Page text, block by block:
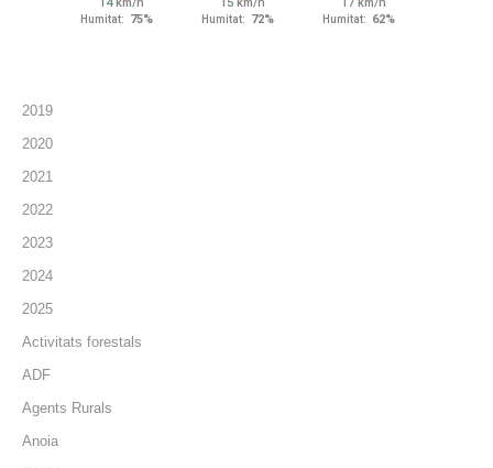
2019
2020
2021
2022
2023
2024
2025
Activitats forestals
ADF
Agents Rurals
Anoia